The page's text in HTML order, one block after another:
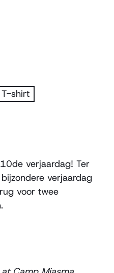
shirt
verjaardag! Ter
verjaardag
voor twee